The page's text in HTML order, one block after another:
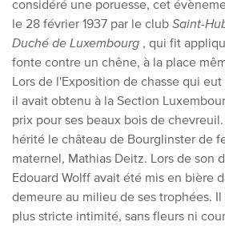
considéré une poruesse, cet
le 28 février 1937 par le club Saint-
Duché de Luxembourg , qui fit
fonte contre un chêne, à la place
Lors de l'Exposition de chasse qui eut
il avait obtenu à la Section
prix pour ses beaux bois de
hérité le château de Bourglinster de
maternel, Mathias Deitz. Lors de son
Edouard Wolff avait été mis en bière
demeure au milieu de ses trophées.
plus stricte intimité, sans fleurs ni